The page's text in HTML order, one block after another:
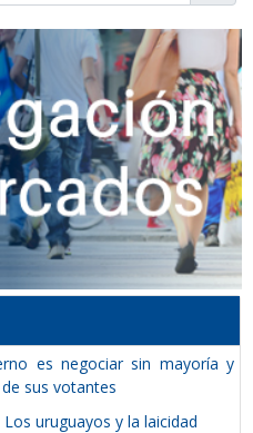
es negociar sin mayoría y
sus votantes
uruguayos y la laicidad